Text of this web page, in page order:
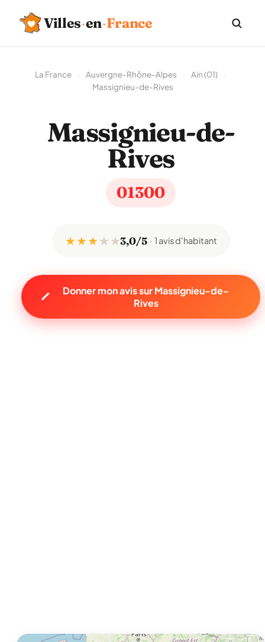
Villes·en·France
La France Auvergne-Rhône-Alpes Ain (01)
Massignieu-de-Rives
Massignieu-de-
Rives
01300
★ ★ ★★ ★3,0/5 1 avis d'habitant
Donner mon avis sur Massignieu-de-
Rives